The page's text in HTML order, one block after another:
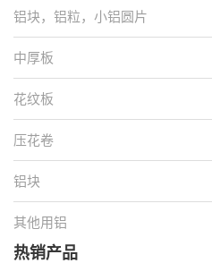
铝块，铝粒，小铝圆片
中厚板
花纹板
压花卷
铝块
其他用铝
热销产品